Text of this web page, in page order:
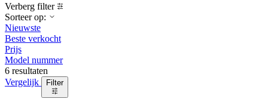
Verberg filter
Sorteer op:
Nieuwste
Beste verkocht
Prijs
Model nummer
6 resultaten
Vergelijk
Filter